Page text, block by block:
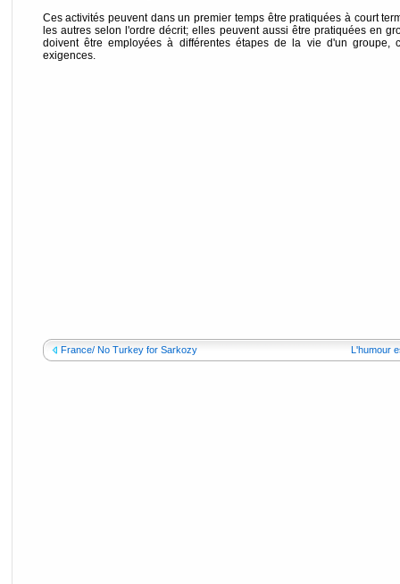
Ces activités peuvent dans un premier temps être pratiquées à court
les autres selon l'ordre décrit; elles peuvent aussi être pratiquées en
doivent être employées à différentes étapes de la vie d'un groupe,
exigences.
France/ No Turkey for Sarkozy L'humour